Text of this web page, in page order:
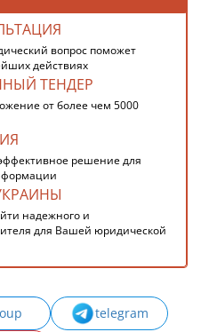
вопрос поможет
действиях
ТЕНДЕР
от более чем 5000
решение для
надежного и
для Вашей юридической
telegram